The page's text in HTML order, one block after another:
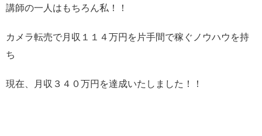
講師の一人はもちろん私！！
カメラ転売で月収１１４万円を片手間で稼ぐノウハウを持
ち
現在、月収３４０万円を達成いたしました！！